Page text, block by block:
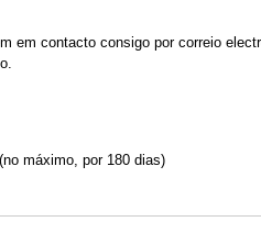
em contacto consigo por correio
máximo, por 180 dias)